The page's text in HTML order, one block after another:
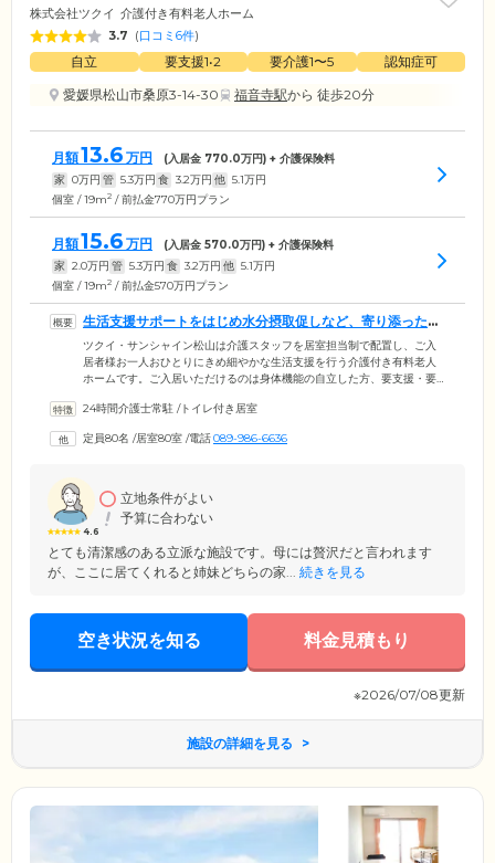
株式会社ツクイ 介護付き有料老人ホーム
3.7 (口コミ6件)
自立 要支援1•2 要介護1〜5
認知症可
愛媛県松山市桑原3-14-30
福音寺駅から 徒歩20分
月額13.6 万円 (入居金 770.0万円) + 介護保険料
家 0万円 管 5.3万円 食 3.2万円 他 5.1万円
個室 / 19m2 / 前払金770万円プラン
月額15.6 万円 (入居金 570.0万円) + 介護保険料
家 2.0万円 管 5.3万円 食 3.2万円 他 5.1万円
個室 / 19m2 / 前払金570万円プラン
生活支援サポートをはじめ水分摂取促しなど、寄り添った介
護を提供します
ツクイ・サンシャイン松山は介護スタッフを居室担当制で配置し、ご入
居者様お一人おひとりにきめ細やかな生活支援を行う介護付き有料老人
ホームです。ご入居いただけるのは身体機能の自立した方、要支援・要
しや衣替えのお手伝いなど、寄り添ったケアを心がけています。医療機
す。さらにツクイでは、機能訓練支援員を全施設に配置。日常動作を訓
め、ぜひご参加ください。
24時間介護士常駐 /トイレ付き居室
定員80名 /居室80室 /電話089-986-6636
4.6
立地条件がよい
予算に合わない
とても清潔感のある立派な施設です。母には贅沢だと言われます
が、ここに居てくれると姉妹どちらの家... 続きを見る
空き状況を知る 料金見積もり
※2026/07/08更新
施設の詳細を見る